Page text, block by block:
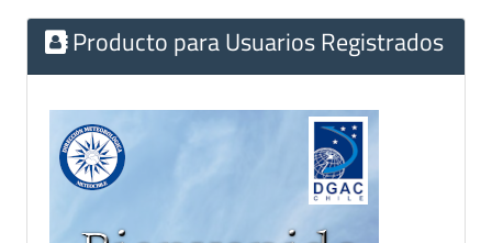
Producto para Usuarios Registrados